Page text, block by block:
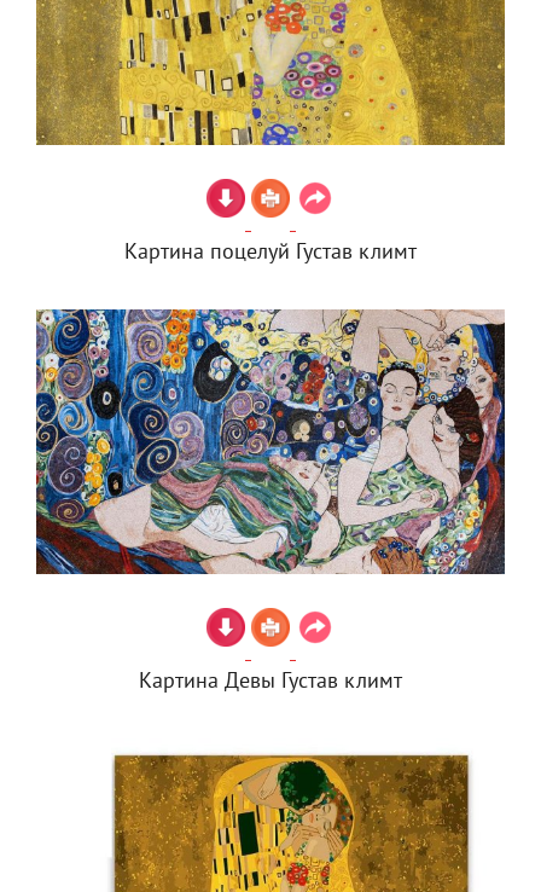
Картина поцелуй Густав климт
Картина Девы Густав климт